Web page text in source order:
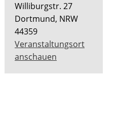
Williburgstr. 27
Dortmund, NRW
44359
Veranstaltungsort
anschauen